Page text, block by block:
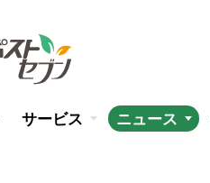
サービス ニュース